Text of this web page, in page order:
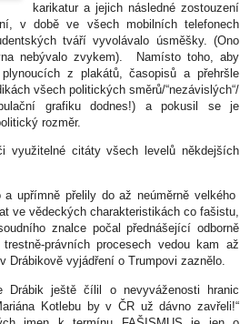
karikatur a jejich následné zostouzení
v době ve všech mobilních telefonech
tváří vyvolávalo úsměšky. (Ono
nebývalo zvykem). Namísto toho, aby
z plakátů, časopisů a přehršle
všech politických směrů/“nezávislých“/
grafiku dodnes!) a pokusil se je
rozměr.
využitelné citáty všech levelů někdejších
upřímně přelily do až neúměrně velkého
ve vědeckých charakteristikách co fašistu,
znalce počal přednášející odborně
právních procesech vedou kam až
Drábikově vyjádření o Trumpovi zaznělo.
ještě čílil o nevyváženosti hranic
Kotlebu by v ČR už dávno zavřeli!“